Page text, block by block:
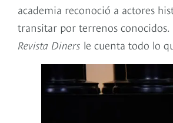
academia reconoció a actores
transitar por terrenos conocidos.
Revista Diners le cuenta todo lo